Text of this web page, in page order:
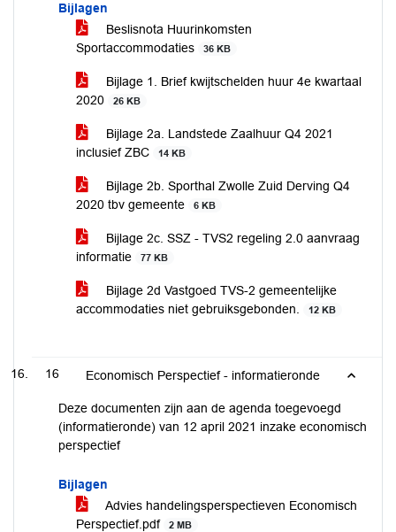
Bijlagen
Beslisnota Huurinkomsten
Sportaccommodaties
36 KB
Bijlage 1. Brief kwijtschelden huur 4e kwartaal
2020
26 KB
Bijlage 2a. Landstede Zaalhuur Q4 2021
inclusief ZBC
14 KB
Bijlage 2b. Sporthal Zwolle Zuid Derving Q4
2020 tbv gemeente
6 KB
Bijlage 2c. SSZ - TVS2 regeling 2.0 aanvraag
informatie
77 KB
Bijlage 2d Vastgoed TVS-2 gemeentelijke
accommodaties niet gebruiksgebonden.
12 KB
16 Economisch Perspectief - informatieronde
Deze documenten zijn aan de agenda toegevoegd
(informatieronde) van 12 april 2021 inzake economisch
perspectief
Bijlagen
Advies handelingsperspectieven Economisch
Perspectief.pdf
2 MB